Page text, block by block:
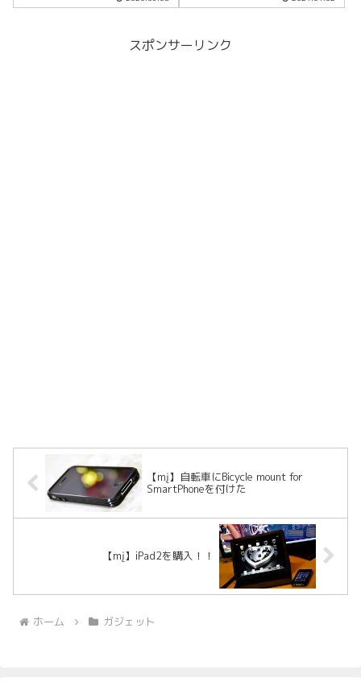
スポンサーリンク
【mį】自転車にBicycle mount for
SmartPhoneを付けた
【mį】iPad2を購入！！
ホーム ガジェット